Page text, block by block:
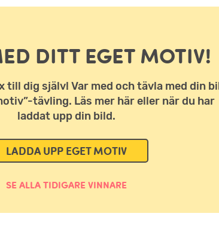
DITT EGET MOTIV!
till dig själv! Var med och tävla med din
tävling. Läs mer här eller när du har
laddat upp din bild.
LADDA UPP EGET MOTIV
SE ALLA TIDIGARE VINNARE